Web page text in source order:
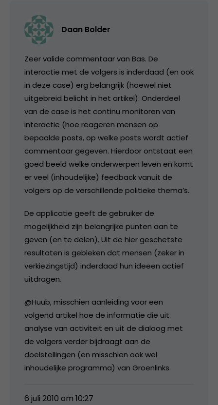
Daan Bolder
Zeer valide commentaar van Bas. De
interactie met de volgers is inderdaad (en ook
in deze case) erg belangrijk (hoewel niet
uitgebreid belicht in het artikel). Onderdeel
van de case is het continu monitoren van
interactie (hoe reageren mensen op
bepaalde posts, op welke posts wordt actief
commentaar gegeven. Hierdoor ontstaat een
goed beeld welke onderwerpen leven en komt
er veel (inhoudelijke) feedback vanuit de
volgers op de verschillende politieke thema’s.
De applicatie geeft de gebruiker de
mogelijkheid zijn belangrijke punten aan te
geven (en te delen). Uit de hier geschetste
resultaten is gebleken dat mensen (zeker in
verkiezingstijd) inderdaad hun ideeen actief
uitdragen.
@Huub, misschien aanleiding voor een
volgend artikel hoe de informatie die uit
analyse van activiteit en uit de dialoog met
de volgers verder bijdraagt aan de
doelstellingen (en misschien ook wel
inhoudelijke programma) van Groenlinks.
6 juli 2010 om 10:27